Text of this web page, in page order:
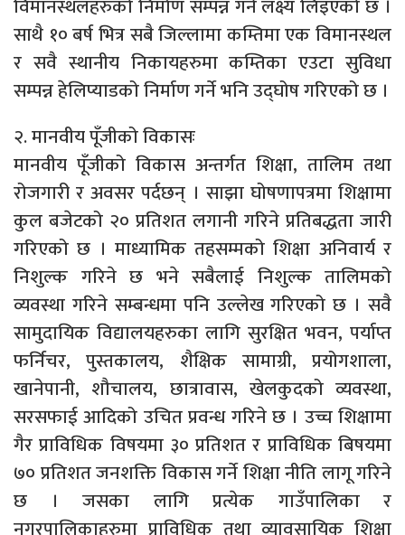
विमानस्थलहरुको निर्माण सम्पन्न गर्ने लक्ष्य लिइएको छ ।
साथै १० बर्ष भित्र सबै जिल्लामा कम्तिमा एक विमानस्थल
र सवै स्थानीय निकायहरुमा कम्तिका एउटा सुविधा
सम्पन्न हेलिप्याडको निर्माण गर्ने भनि उद्घोष गरिएको छ ।
२. मानवीय पूँजीको विकासः
मानवीय पूँजीको विकास अन्तर्गत शिक्षा, तालिम तथा
रोजगारी र अवसर पर्दछन् । साझा घोषणापत्रमा शिक्षामा
कुल बजेटको २० प्रतिशत लगानी गरिने प्रतिबद्धता जारी
गरिएको छ । माध्यामिक तहसम्मको शिक्षा अनिवार्य र
निशुल्क गरिने छ भने सबैलाई निशुल्क तालिमको
व्यवस्था गरिने सम्बन्धमा पनि उल्लेख गरिएको छ । सवै
सामुदायिक विद्यालयहरुका लागि सुरक्षित भवन, पर्याप्त
फर्निचर, पुस्तकालय, शैक्षिक सामाग्री, प्रयोगशाला,
खानेपानी, शौचालय, छात्रावास, खेलकुदको व्यवस्था,
सरसफाई आदिको उचित प्रवन्ध गरिने छ । उच्च शिक्षामा
गैर प्राविधिक विषयमा ३० प्रतिशत र प्राविधिक बिषयमा
७० प्रतिशत जनशक्ति विकास गर्ने शिक्षा नीति लागू गरिने
छ । जसका लागि प्रत्येक गाउँपालिका र